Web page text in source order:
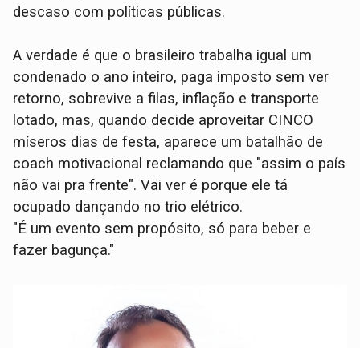
descaso com políticas públicas.
A verdade é que o brasileiro trabalha igual um
condenado o ano inteiro, paga imposto sem ver
retorno, sobrevive a filas, inflação e transporte
lotado, mas, quando decide aproveitar CINCO
míseros dias de festa, aparece um batalhão de
coach motivacional reclamando que "assim o país
não vai pra frente". Vai ver é porque ele tá
ocupado dançando no trio elétrico.
"É um evento sem propósito, só para beber e
fazer bagunça."